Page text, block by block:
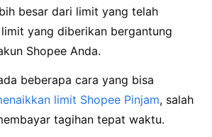
besar dari limit yang telah
yang diberikan bergantung
Shopee Anda.
beberapa cara yang bisa
limit Shopee Pinjam, salah
tagihan tepat waktu.